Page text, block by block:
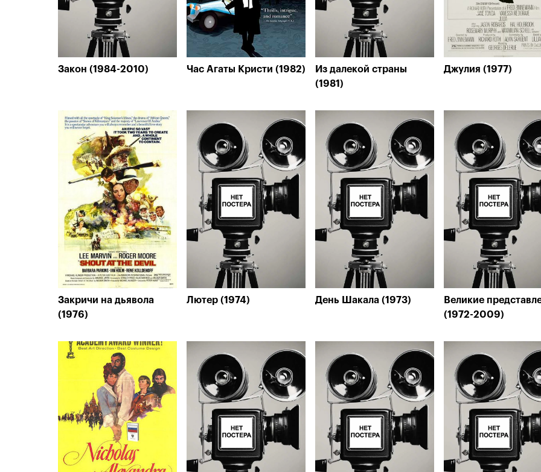
Закон (1984-2010) Час Агаты Кристи (1982)
Из далекой страны
(1981)
Джулия (1977)
Закричи на дьявола
(1976)
Лютер (1974) День Шакала (1973)
Великие
(1972-2009)